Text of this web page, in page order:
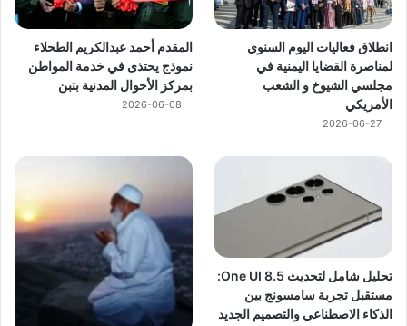
انطلاق فعاليات اليوم السنوي
لمناصرة القضايا اليمنية في
مجلسي الشيوخ و الشعب
الأمريكي
2026-06-27
المقدم أحمد عبدالكريم الطحلاء
نموذج يحتذى في خدمة المواطن
بمركز الأحوال المدنية بتبن
2026-06-08
تحليل شامل لتحديث One UI 8.5:
مستقبل تجربة سامسونج بين
الذكاء الاصطناعي والتصميم الجديد